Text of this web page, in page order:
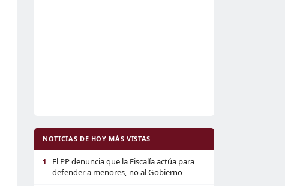
NOTICIAS DE HOY MÁS VISTAS
1
El PP denuncia que la Fiscalía actúa para
defender a menores, no al Gobierno